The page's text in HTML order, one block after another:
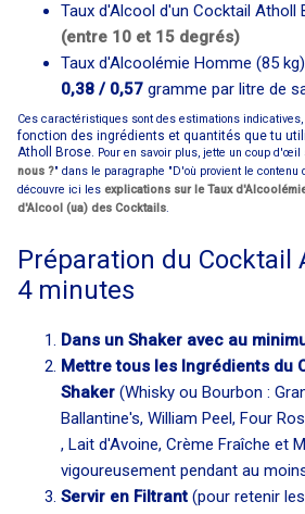
Taux d'Alcool d'un Cocktail Atholl
(entre 10 et 15 degrés)
Taux d'Alcoolémie Homme (85
0,38 / 0,57 gramme par litre de
Ces caractéristiques sont des estimations indicatives,
fonction des ingrédients et quantités que tu
Atholl Brose. Pour en savoir plus, jette un coup d'œil
nous ?" dans le paragraphe "D'où provient le contenu
découvre ici les explications sur le Taux
d'Alcool (ua) des Cocktails.
Préparation du Cocktail
4 minutes
Dans un Shaker avec au
Mettre tous les Ingrédients du
Shaker (Whisky ou Bourbon :
Ballantine's, William Peel, Four
, Lait d'Avoine, Crème Fraîche et
vigoureusement pendant au
Servir en Filtrant (pour retenir